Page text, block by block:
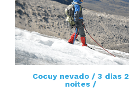
Cocuy nevado / 3 dias 2
noites /